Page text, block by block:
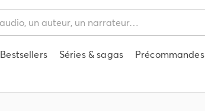
Bestsellers Séries & sagas Précommandes